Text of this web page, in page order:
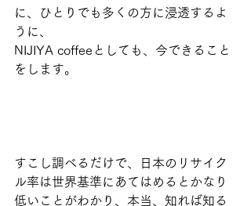
に、ひとりでも多くの方に浸透するよ
うに、
NIJIYA coffeeとしても、今できること
をします。
すこし調べるだけで、日本のリサイク
ル率は世界基準にあてはめるとかなり
低いことがわかり、本当、知れば知る